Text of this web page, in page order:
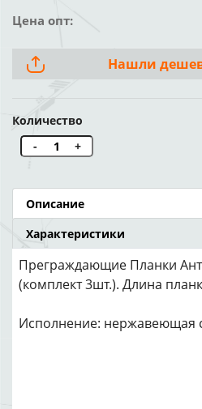
Цена опт:
Нашли
Количество
-
+
Описание
Характеристики
Преграждающие Планки
(комплект 3шт.). Длина
Исполнение: нержавеющая